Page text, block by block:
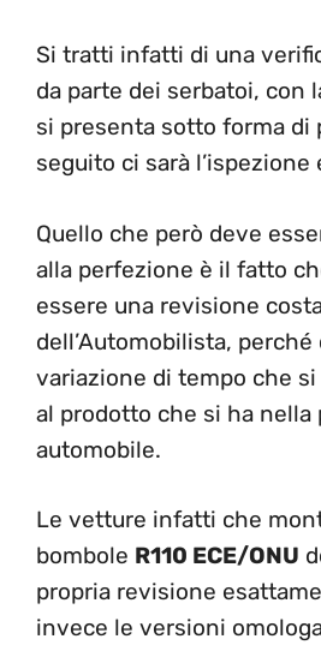
Si tratti infatti di una
da parte dei serbatoi, con
si presenta sotto forma di
seguito ci sarà l’ispezione
Quello che però deve
alla perfezione è il fatto
essere una revisione
dell’Automobilista, perché
variazione di tempo che
al prodotto che si ha nella
automobile.
Le vetture infatti che
bombole R110 ECE/ONU
propria revisione
invece le versioni